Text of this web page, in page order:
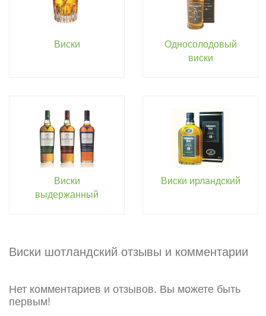
Виски
Односолодовый
виски
Виски
выдержанный
Виски ирландский
Виски шотландский отзывы и комментарии
Нет комментариев и отзывов. Вы можете быть
первым!